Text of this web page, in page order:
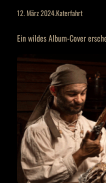
12. März 2024.Katerfahrt
Ein wildes Album-Cover